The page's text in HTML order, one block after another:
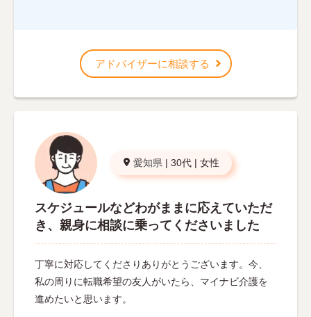
アドバイザーに相談する
愛知県 | 30代 | 女性
スケジュールなどわがままに応えていただ
き、親身に相談に乗ってくださいました
丁寧に対応してくださりありがとうございます。今、
私の周りに転職希望の友人がいたら、マイナビ介護を
進めたいと思います。